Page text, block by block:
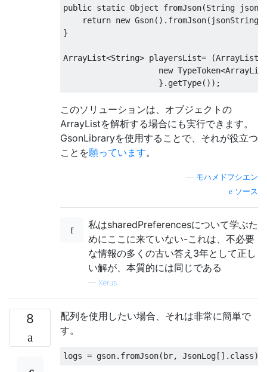
public static Object fromJson(String
return new Gson(). fromJson( jsonString
}
ArrayList<String> playersList= (ArrayList
new TypeToken<
}. getType());
このソリューションは、オブジェクトの
ArrayListを解析する場合にも実行できます。
GsonLibraryを使用することで、それが役立つ
ことを願っています。
モハメドフシエン
ソース
私はsharedPreferencesについて学ぶた
めにここに来ていない-これは、不必要
な情報の多くの古い答え3年として正し
い解が、本質的には同じである
— Xerus
8
配列を使用したい場合、それは非常に簡単で
す。
logs = gson. fromJson(br, JsonLog[]. class);